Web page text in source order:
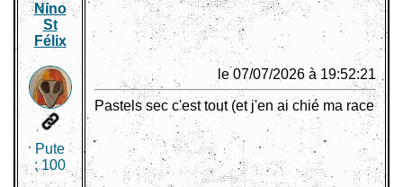
Nino
St
Félix
Pute
:100
le 07/07/2026 à 19:52:21
Pastels sec c'est tout (et j'en ai chié ma race